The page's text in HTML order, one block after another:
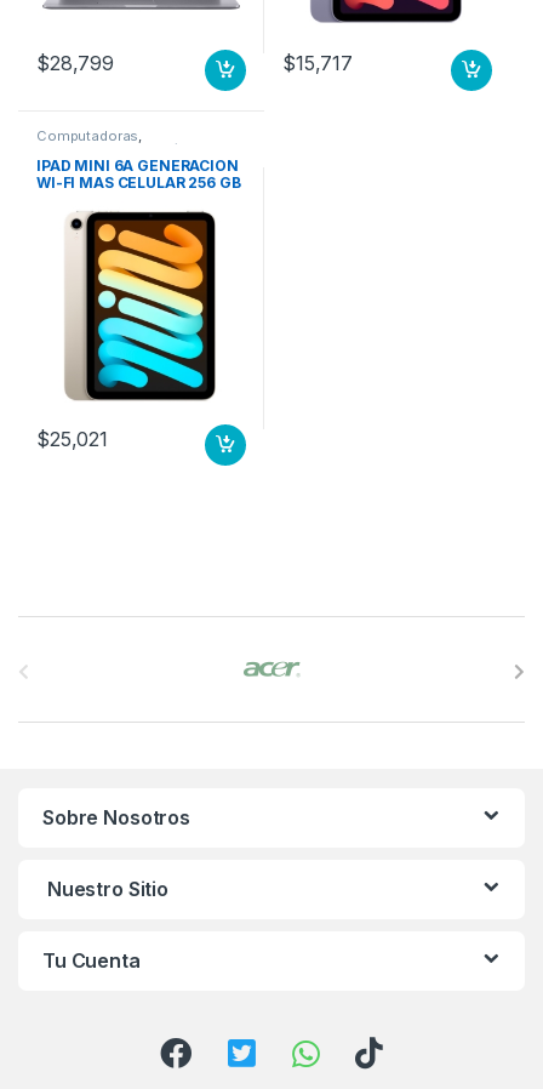
$28,799 $15,717
Computadoras
Computadoras Portátiles
IPAD MINI 6A GENERACION
WI-FI MAS CELULAR 256 GB
$25,021
Sobre Nosotros
Nuestro Sitio
Tu Cuenta